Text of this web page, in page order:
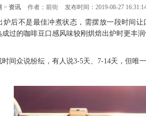
> 资讯 作者：前街 发布时间：2019-08-27
炉后不是最佳冲煮状态，需摆放一段时间
成过的咖啡豆口感风味较刚烘焙出炉时更丰
时间众说纷纭，有人说3-5天、7-14天，但唯